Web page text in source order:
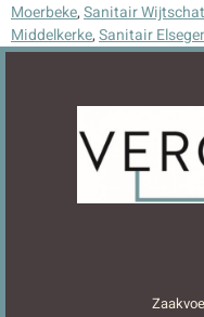
Moerbeke,Sanitair
Middelkerke,Sanitair